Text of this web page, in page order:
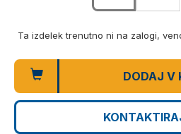
Ta izdelek trenutno ni na zalogi,
DODAJ V